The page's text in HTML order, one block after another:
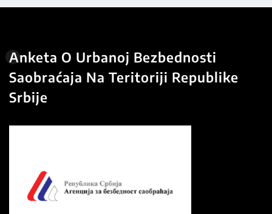
Anketa O Urbanoj Bezbednosti
Saobraćaja Na Teritoriji Republike
Srbije